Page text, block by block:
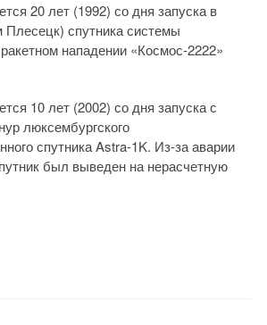
20 лет (1992) со дня запуска в
Плесецк) спутника системы
нападении «Космос-2222»
10 лет (2002) со дня запуска с
люксембургского
спутника Astra-1K. Из-за аварии
был выведен на нерасчетную